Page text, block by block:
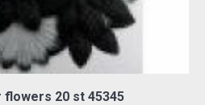
20 st 45345